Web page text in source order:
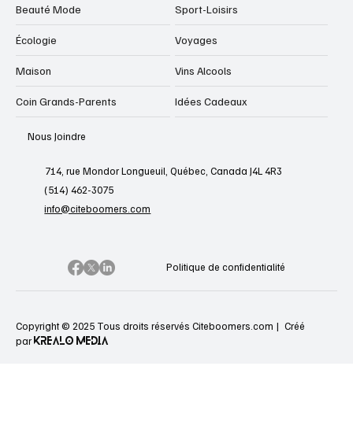
Beauté Mode
Écologie
Maison
Coin Grands-Parents
Sport-Loisirs
Voyages
Vins Alcools
Idées Cadeaux
Nous Joindre
714, rue Mondor Longueuil, Québec, Canada J4L 4R3
(514) 462-3075
info@citeboomers.com
Politique de confidentialité
Copyright © 2025 Tous droits réservés Citeboomers.com | Créé
par KREALO MEDIA